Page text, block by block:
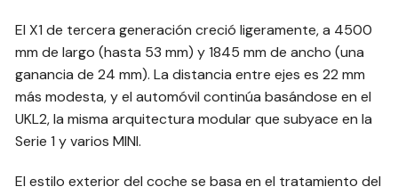
El X1 de tercera generación creció ligeramente, a 4500
mm de largo (hasta 53 mm) y 1845 mm de ancho (una
ganancia de 24 mm). La distancia entre ejes es 22 mm
más modesta, y el automóvil continúa basándose en el
UKL2, la misma arquitectura modular que subyace en la
Serie 1 y varios MINI.
El estilo exterior del coche se basa en el tratamiento del